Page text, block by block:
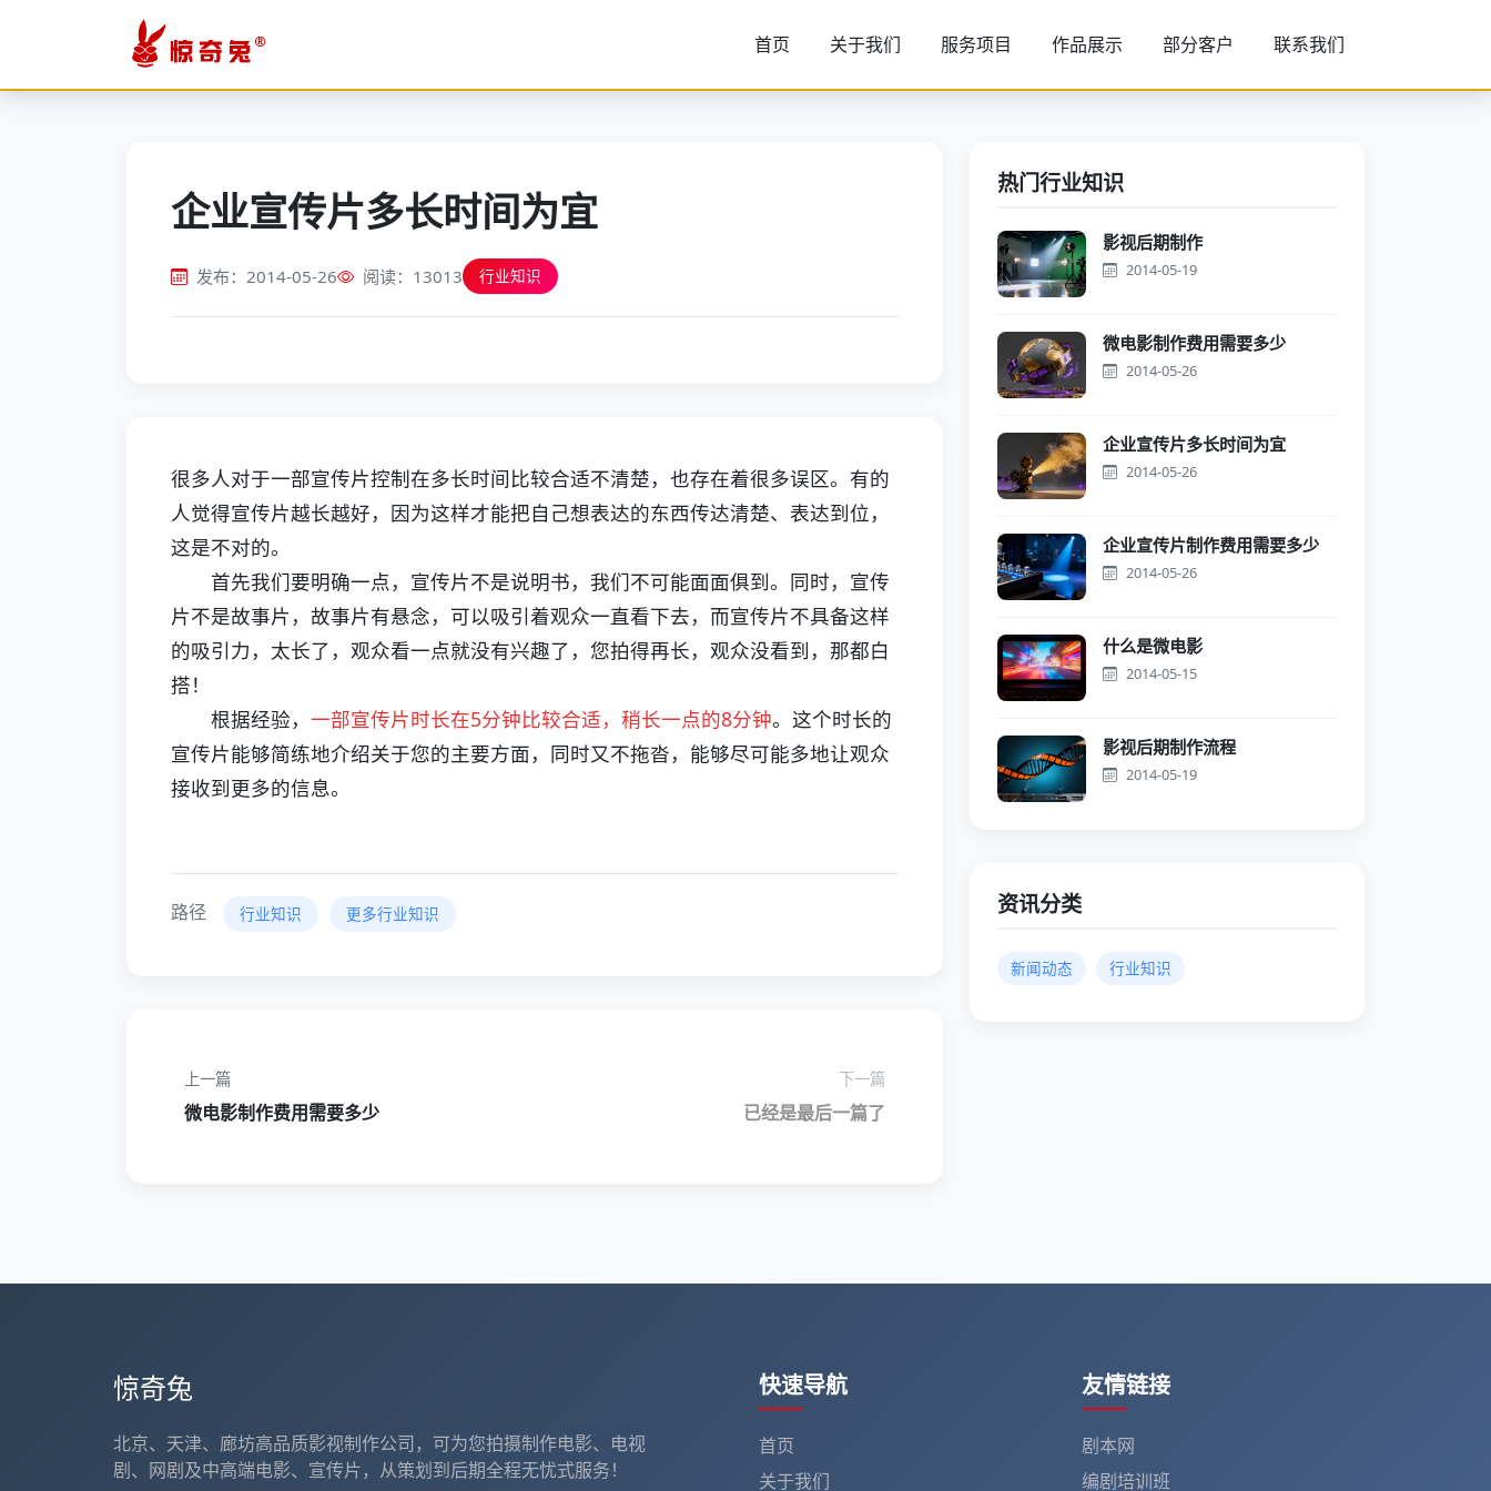
首页 关于我们 服务项目 作品展示 部分客户 联系我们
企业宣传片多长时间为宜
发布：2014-05-26 阅读：13013 行业知识
很多人对于一部宣传片控制在多长时间比较合适不清楚，也存在着很多误区。有的
人觉得宣传片越长越好，因为这样才能把自己想表达的东西传达清楚、表达到位，
这是不对的。
首先我们要明确一点，宣传片不是说明书，我们不可能面面俱到。同时，宣传
片不是故事片，故事片有悬念，可以吸引着观众一直看下去，而宣传片不具备这样
的吸引力，太长了，观众看一点就没有兴趣了，您拍得再长，观众没看到，那都白
搭！
根据经验， 一部宣传片时长在5分钟比较合适，稍长一点的8分钟。这个时长的
宣传片能够简练地介绍关于您的主要方面，同时又不拖沓，能够尽可能多地让观众
接收到更多的信息。
路径 行业知识 更多行业知识
上一篇
微电影制作费用需要多少
下一篇
已经是最后一篇了
热门行业知识
影视后期制作
2014-05-19
微电影制作费用需要多少
2014-05-26
企业宣传片多长时间为宜
2014-05-26
企业宣传片制作费用需要多少
2014-05-26
什么是微电影
2014-05-15
影视后期制作流程
2014-05-19
资讯分类
新闻动态 行业知识
惊奇兔
北京、天津、廊坊高品质影视制作公司，可为您拍摄制作电影、电视
剧、网剧及中高端电影、宣传片，从策划到后期全程无忧式服务！
快速导航
首页
关于我们
友情链接
剧本网
编剧培训班